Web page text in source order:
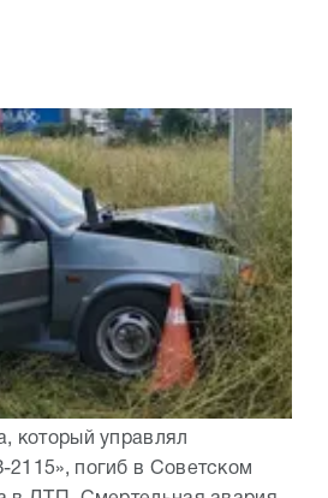
который управлял
погиб в Советском